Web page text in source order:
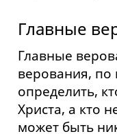
Главные
Главные
верования,
определить,
Христа, а кто
может быть